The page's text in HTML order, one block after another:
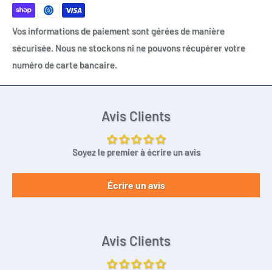
Vos informations de paiement sont gérées de manière
sécurisée. Nous ne stockons ni ne pouvons récupérer votre
numéro de carte bancaire.
Avis Clients
Soyez le premier à écrire un avis
Écrire un avis
Avis Clients